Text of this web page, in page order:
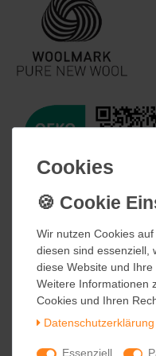
Cookies
Wir nutzen Cookies
diesen sind essenziell,
diese Website und Ihre
Weitere Informationen
Cookies und Ihren
Daten­schutz­erklärung
Essenziell
Cookies
Wir nutzen Cookies
diesen sind essenziell,
diese Website und Ihre
Weitere Informationen
Cookies und Ihren
Daten­schutz­erklärung
Essenziell